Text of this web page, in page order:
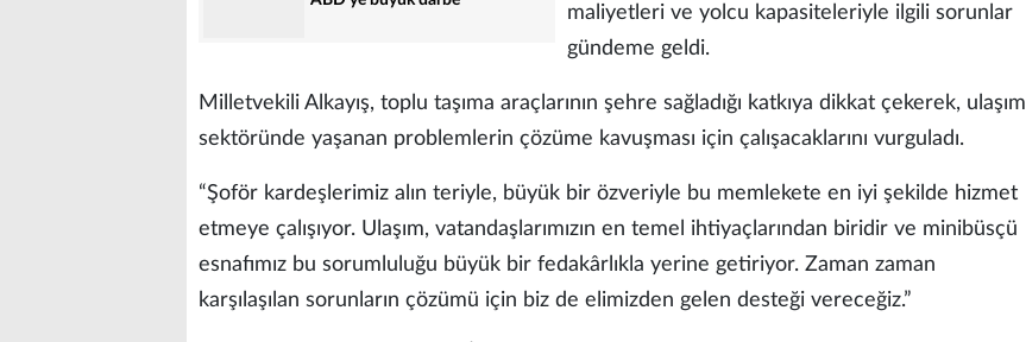
maliyetleri ve yolcu kapasiteleriyle ilgili sorunlar
gündeme geldi.
Milletvekili Alkayış, toplu taşıma araçlarının şehre sağladığı katkıya dikkat çekerek, ulaşım
sektöründe yaşanan problemlerin çözüme kavuşması için çalışacaklarını vurguladı.
“Şoför kardeşlerimiz alın teriyle, büyük bir özveriyle bu memlekete en iyi şekilde hizmet
etmeye çalışıyor. Ulaşım, vatandaşlarımızın en temel ihtiyaçlarından biridir ve minibüsçü
esnafımız bu sorumluluğu büyük bir fedakârlıkla yerine getiriyor. Zaman zaman
karşılaşılan sorunların çözümü için biz de elimizden gelen desteği vereceğiz.”